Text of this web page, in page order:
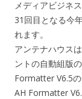
メディアビジネ
31回目となる今
れます。
アンテナハウス
ントの自動組版
Formatter V6.5の
AH Formatter